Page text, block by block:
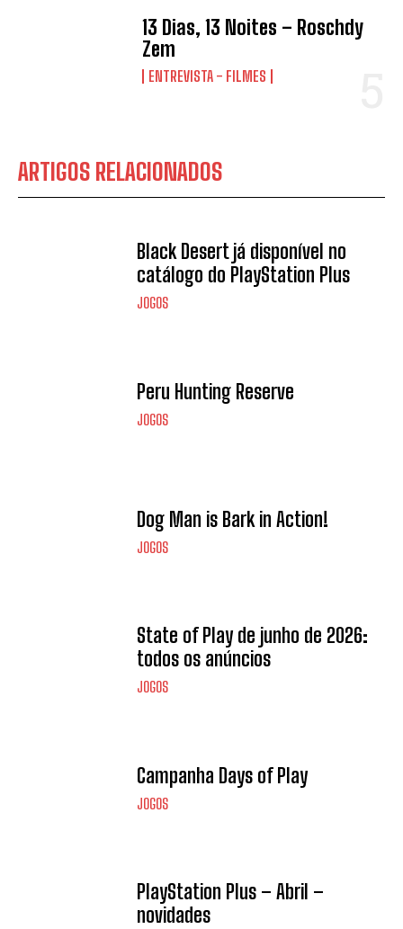
13 Dias, 13 Noites – Roschdy
Zem
ENTREVISTA - FILMES
ARTIGOS RELACIONADOS
Black Desert já disponível no
catálogo do PlayStation Plus
JOGOS
Peru Hunting Reserve
JOGOS
Dog Man is Bark in Action!
JOGOS
State of Play de junho de 2026:
todos os anúncios
JOGOS
Campanha Days of Play
JOGOS
PlayStation Plus – Abril –
novidades